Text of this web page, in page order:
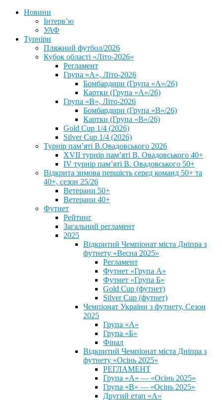
Новини
Інтерв’ю
УАФ
Турніри
Пляжний футбол/2026
Кубок області «Літо-2026»
Регламент
Група «А», Літо-2026
Бомбардири (Група «А»/26)
Картки (Група «А»/26)
Група «В», Літо-2026
Бомбардири (Група «В»/26)
Картки (Група «В»/26)
Gold Cup 1/4 (2026)
Silver Cup 1/4 (2026)
Турнір пам’яті В.Овадовського 2026
XVII турнір пам’яті В. Овадовського 40+
IV турнір пам’яті В. Овадовського 50+
Відкрита зимова першість серед команд 50+ та
40+, сезон 25/26
Ветерани 50+
Ветерани 40+
Футнет
Рейтинг
Загальний регламент
2025
Відкритий Чемпіонат міста Дніпра з
футнету «Весна 2025»
Регламент
Футнет «Група А»
Футнет «Група Б»
Gold Cup (футнет)
Silver Cup (футнет)
Чемпіонат України з футнету, Сезон
2025
Група «А»
Група «Б»
Фінал
Відкритий Чемпіонат міста Дніпра з
футнету «Осінь 2025»
РЕГЛАМЕНТ
Група «А» — «Осінь 2025»
Група «В» — «Осінь 2025»
Другий етап «А»